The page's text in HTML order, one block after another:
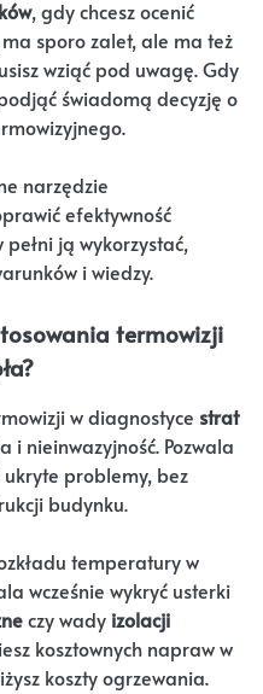
, gdy chcesz ocenić
ma sporo zalet, ale ma też
wziąć pod uwagę. Gdy
świadomą decyzję o
narzędzie
efektywność
ją wykorzystać,
i wiedzy.
termowizji
w diagnostyce strat
i nieinwazyjność. Pozwala
ukryte problemy, bez
budynku.
temperatury w
wcześnie wykryć usterki
czy wady izolacji
kosztownych napraw w
koszty ogrzewania.